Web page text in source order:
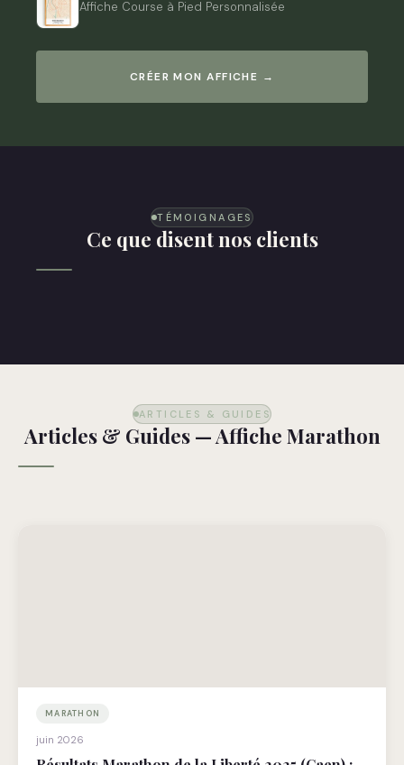
Affiche Course à Pied Personnalisée
CRÉER MON AFFICHE →
TÉMOIGNAGES
Ce que disent nos clients
ARTICLES & GUIDES
Articles & Guides — Affiche Marathon
MARATHON
juin 2026